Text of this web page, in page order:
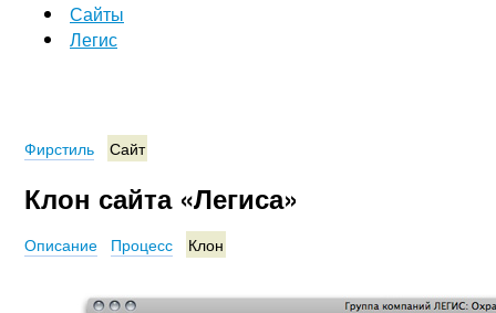
Сайты
Легис
Фирстиль Сайт
Клон сайта «Легиса»
Описание Процесс Клон